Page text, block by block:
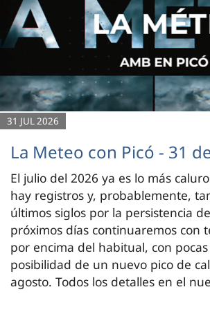
31 JUL 2026
La Meteo con Picó - 31
El julio del 2026 ya es lo más
hay registros y, probablemente,
últimos siglos por la persistencia
próximos días continuaremos con
por encima del habitual, con
posibilidad de un nuevo pico de
agosto. Todos los detalles en el